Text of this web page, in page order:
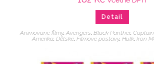
Detail
Animované filmy, Avengers, Black Panther,
Amerika, Dětské, Filmové postavy, Hulk, Iron